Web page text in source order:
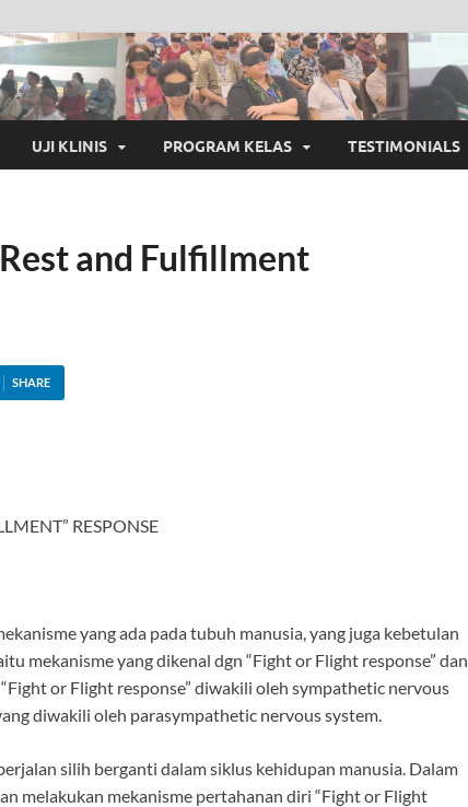
UJI KLINIS PROGRAM KELAS TESTIMONIALS
and Fulfillment
SHARE
RESPONSE
yang ada pada tubuh manusia, yang juga kebetulan
mekanisme yang dikenal dgn “Fight or Flight response” dan
or Flight response” diwakili oleh sympathetic nervous
diwakili oleh parasympathetic nervous system.
silih berganti dalam siklus kehidupan manusia. Dalam
melakukan mekanisme pertahanan diri “Fight or Flight